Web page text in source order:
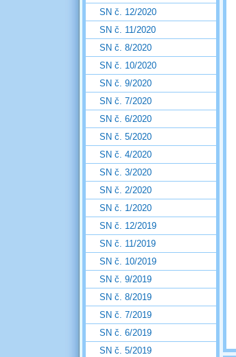
SN č. 12/2020
SN č. 11/2020
SN č. 8/2020
SN č. 10/2020
SN č. 9/2020
SN č. 7/2020
SN č. 6/2020
SN č. 5/2020
SN č. 4/2020
SN č. 3/2020
SN č. 2/2020
SN č. 1/2020
SN č. 12/2019
SN č. 11/2019
SN č. 10/2019
SN č. 9/2019
SN č. 8/2019
SN č. 7/2019
SN č. 6/2019
SN č. 5/2019